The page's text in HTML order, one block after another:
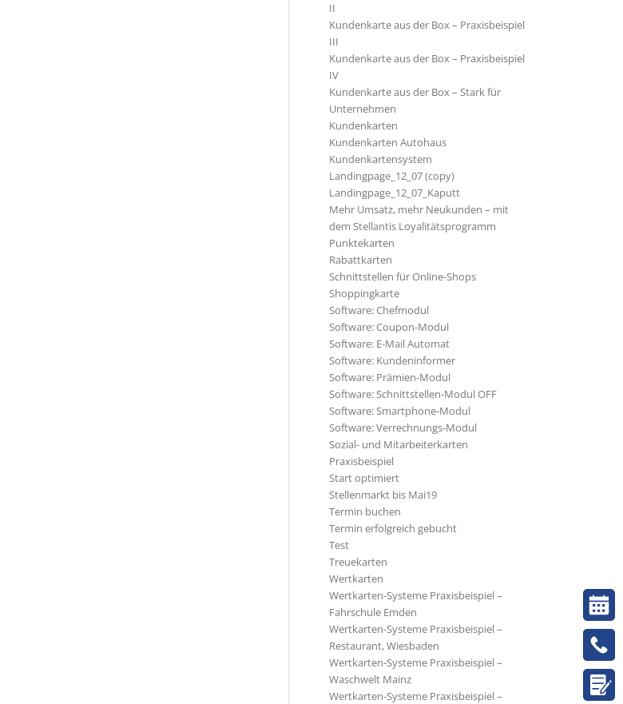
II
Kundenkarte aus der Box – Praxisbeispiel
III
Kundenkarte aus der Box – Praxisbeispiel
IV
Kundenkarte aus der Box – Stark für
Unternehmen
Kundenkarten
Kundenkarten Autohaus
Kundenkartensystem
Landingpage_12_07 (copy)
Landingpage_12_07_Kaputt
Mehr Umsatz, mehr Neukunden – mit
dem Stellantis Loyalitätsprogramm
Punktekarten
Rabattkarten
Schnittstellen für Online-Shops
Shoppingkarte
Software: Chefmodul
Software: Coupon-Modul
Software: E-Mail Automat
Software: Kundeninformer
Software: Prämien-Modul
Software: Schnittstellen-Modul OFF
Software: Smartphone-Modul
Software: Verrechnungs-Modul
Sozial- und Mitarbeiterkarten
Praxisbeispiel
Start optimiert
Stellenmarkt bis Mai19
Termin buchen
Termin erfolgreich gebucht
Test
Treuekarten
Wertkarten
Wertkarten-Systeme Praxisbeispiel –
Fahrschule Emden
Wertkarten-Systeme Praxisbeispiel –
Restaurant, Wiesbaden
Wertkarten-Systeme Praxisbeispiel –
Waschwelt Mainz
Wertkarten-Systeme Praxisbeispiel –